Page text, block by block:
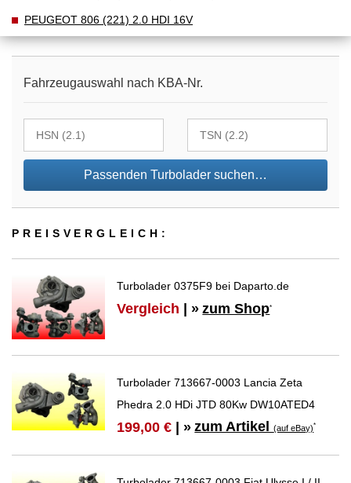
PEUGEOT 806 (221) 2.0 HDI 16V
Fahrzeugauswahl nach KBA-Nr.
Passenden Turbolader suchen…
PREIS­VER­GLEICH:
Turbolader 0375F9 bei Daparto.de
Vergleich | » zum Shop*
Turbolader 713667-0003 Lancia Zeta
Phedra 2.0 HDi JTD 80Kw DW10ATED4
199,00 € | » zum Artikel(auf eBay)*